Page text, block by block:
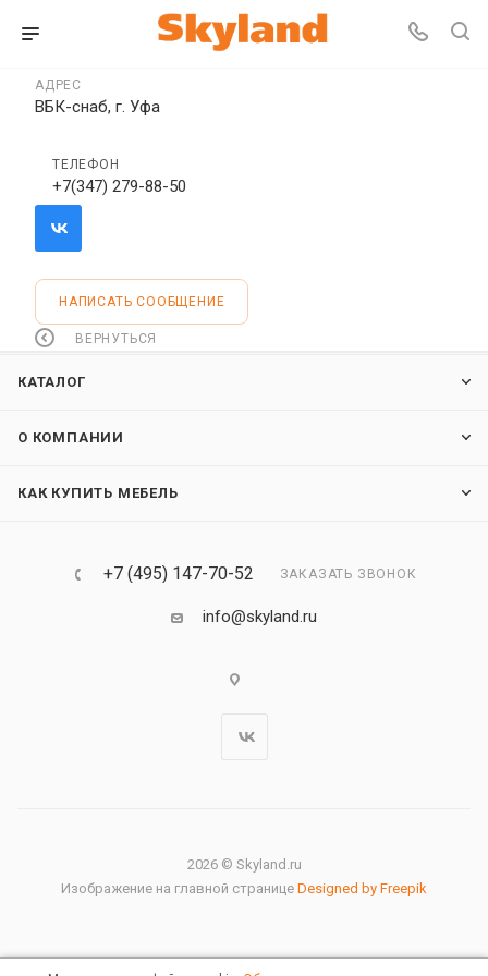
АДРЕС
ВБК-снаб, г. Уфа
ТЕЛЕФОН
+7(347) 279-88-50
НАПИСАТЬ СООБЩЕНИЕ
ВЕРНУТЬСЯ
КАТАЛОГ
О КОМПАНИИ
КАК КУПИТЬ МЕБЕЛЬ
+7 (495) 147-70-52 ЗАКАЗАТЬ ЗВОНОК
info@skyland.ru
2026 © Skyland.ru
Изображение на главной странице Designed by Freepik